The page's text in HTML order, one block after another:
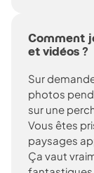
Comment
et vidéos ?
Sur
photos
sur une
Vous êtes
paysages
Ça vaut